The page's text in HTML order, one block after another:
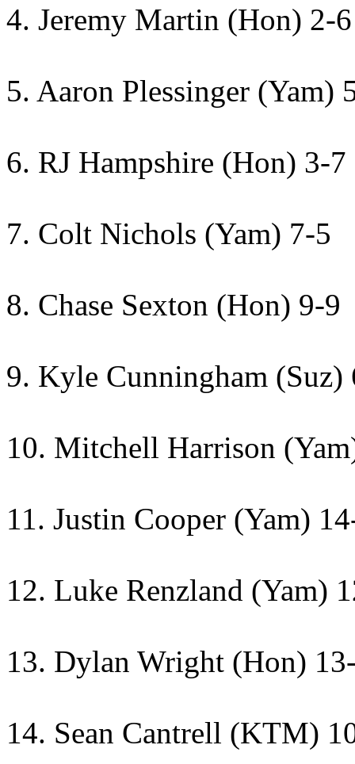
4. Jeremy Martin (Hon) 2-6
5. Aaron Plessinger (Yam)
6. RJ Hampshire (Hon) 3-7
7. Colt Nichols (Yam) 7-5
8. Chase Sexton (Hon) 9-9
9. Kyle Cunningham (Suz)
10. Mitchell Harrison
11. Justin Cooper (Yam)
12. Luke Renzland (Yam)
13. Dylan Wright (Hon)
14. Sean Cantrell (KTM)